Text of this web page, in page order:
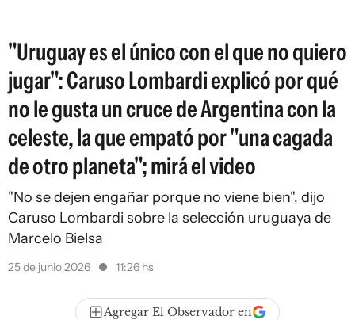
"Uruguay es el único con el que no quiero
jugar": Caruso Lombardi explicó por qué
no le gusta un cruce de Argentina con la
celeste, la que empató por "una cagada
de otro planeta"; mirá el video
"No se dejen engañar porque no viene bien", dijo
Caruso Lombardi sobre la selección uruguaya de
Marcelo Bielsa
25 de junio 2026 11:26 hs
Agregar El Observador en